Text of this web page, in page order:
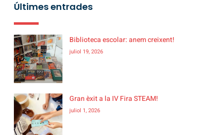
Últimes entrades
Biblioteca escolar: anem creixent!
juliol 19, 2026
Gran èxit a la IV Fira STEAM!
juliol 1, 2026